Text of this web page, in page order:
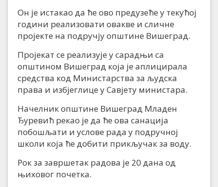
Он је истакао да ће ово предузеће у текућој
години реализовати овакве и сличне
пројекте на подручју општине Вишеград.
Пројекат се реализује у сарадњи са
општином Вишеград која је аплицирала
средства код Министарства за људска
права и избјеглице у Савјету министара.
Начелник општине Вишеград Младен
Ђуревић рекао је да ће ова санација
побошљати и услове рада у подручној
школи која ће добити прикључак за воду.
Рок за завршетак радова је 20 дана од
њиховог почетка.